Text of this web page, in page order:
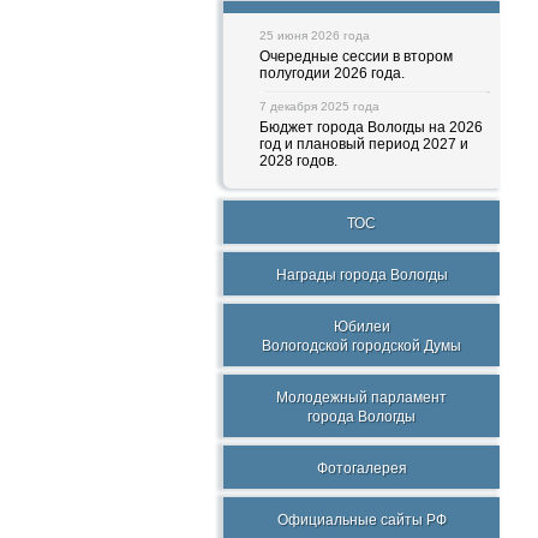
25 июня 2026 года
Очередные сессии в втором
полугодии 2026 года.
7 декабря 2025 года
Бюджет города Вологды на 2026
год и плановый период 2027 и
2028 годов.
ТОС
Награды города Вологды
Юбилеи
Вологодской городской Думы
Молодежный парламент
города Вологды
Фотогалерея
Официальные сайты РФ